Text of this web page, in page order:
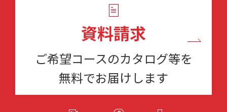
資料請求
ご希望コースのカタログ等を
無料でお届けします